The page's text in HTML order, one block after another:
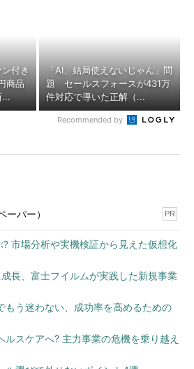
付き
商品
...
「AI、結局使えないじゃん」問
題 セールスフォースが431万
件対応で導いた正解（...
Recommended by
ーパー） PR
市場分析や実機検証から見えた仮想化
長、富士フイルムが実践した新規事業
もう迷わない、成功率を高めるための
ルスケアへ? 主力事業の危機を乗り越え